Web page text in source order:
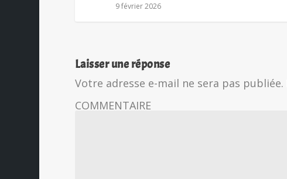
9 février 2026
Laisser une réponse
Votre adresse e-mail ne sera pas publiée.
COMMENTAIRE